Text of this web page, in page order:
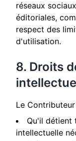
réseaux
éditoriales,
respect des
d'utilisation.
8. Droits
Le
Qu'il détient
intellectuelle